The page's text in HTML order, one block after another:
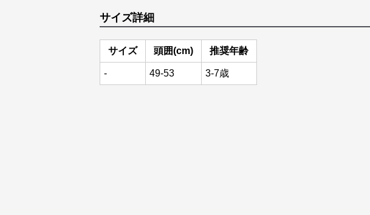
サイズ詳細
サイズ 頭囲(cm) 推奨年齢
- 49-53 3-7歳